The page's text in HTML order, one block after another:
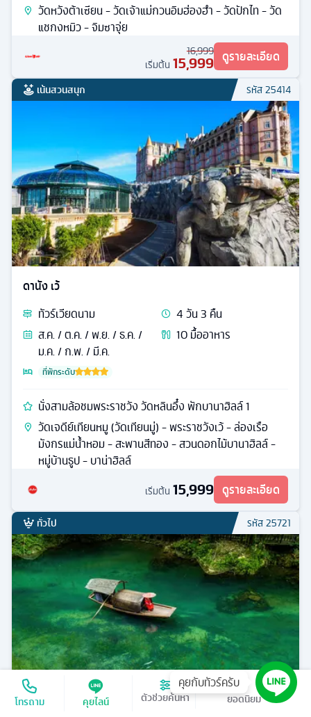
โทรถาม คุยไลน์ ตัวช่วยค้นหา
เรียงตาม
วัดหวังต้าเซียน - วัดเจ้าแม่กวนอิมฮ่องฮำ - วัดปักไท - วัด
แชกงหมิว - จิมซาจุ่ย
16,999
เริ่มต้น 15,999 ดูรายละเอียด
เน้นสวนสนุก รหัส25414
ดานัง เว้
ทัวร์เวียดนาม 4วัน3 คืน
ส.ค. / ต.ค. / พ.ย. / ธ.ค. /
ม.ค. / ก.พ. / มี.ค.
10มื้ออาหาร
ที่พักระดับ
นั่งสามล้อชมพระราชวัง วัดหลินอึ๋ง พักบานาฮิลล์ 1
วัดเจดีย์เทียนหมู (วัดเทียนมู่) - พระราชวังเว้ - ล่องเรือ
มังกรแม่น้ำหอม - สะพานสีทอง - สวนดอกไม้บานาฮิลล์ -
หมู่บ้านธูป - บาน่าฮิลล์
เริ่มต้น 15,999 ดูรายละเอียด
ทั่วไป รหัส25721
คุยกับทัวร์ครับ